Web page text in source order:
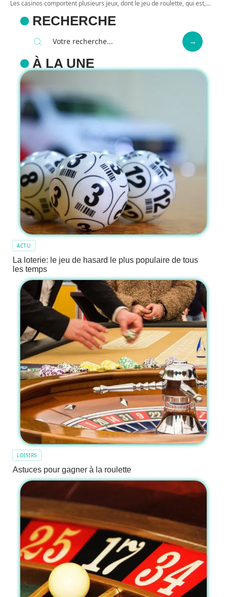
Les casinos comportent plusieurs jeux, dont le jeu de roulette, qui est,…
RECHERCHE
À LA UNE
ACTU
La loterie: le jeu de hasard le plus populaire de tous
les temps
LOISIRS
Astuces pour gagner à la roulette